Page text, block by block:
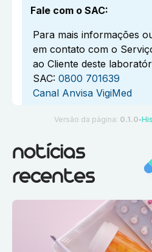
Fale com o SAC:
Para mais informações
em contato com o
ao Cliente deste
SAC: 0800 701639
Canal Anvisa VigiMed
Versão da página: 0.1.0 ●
notícias
recentes